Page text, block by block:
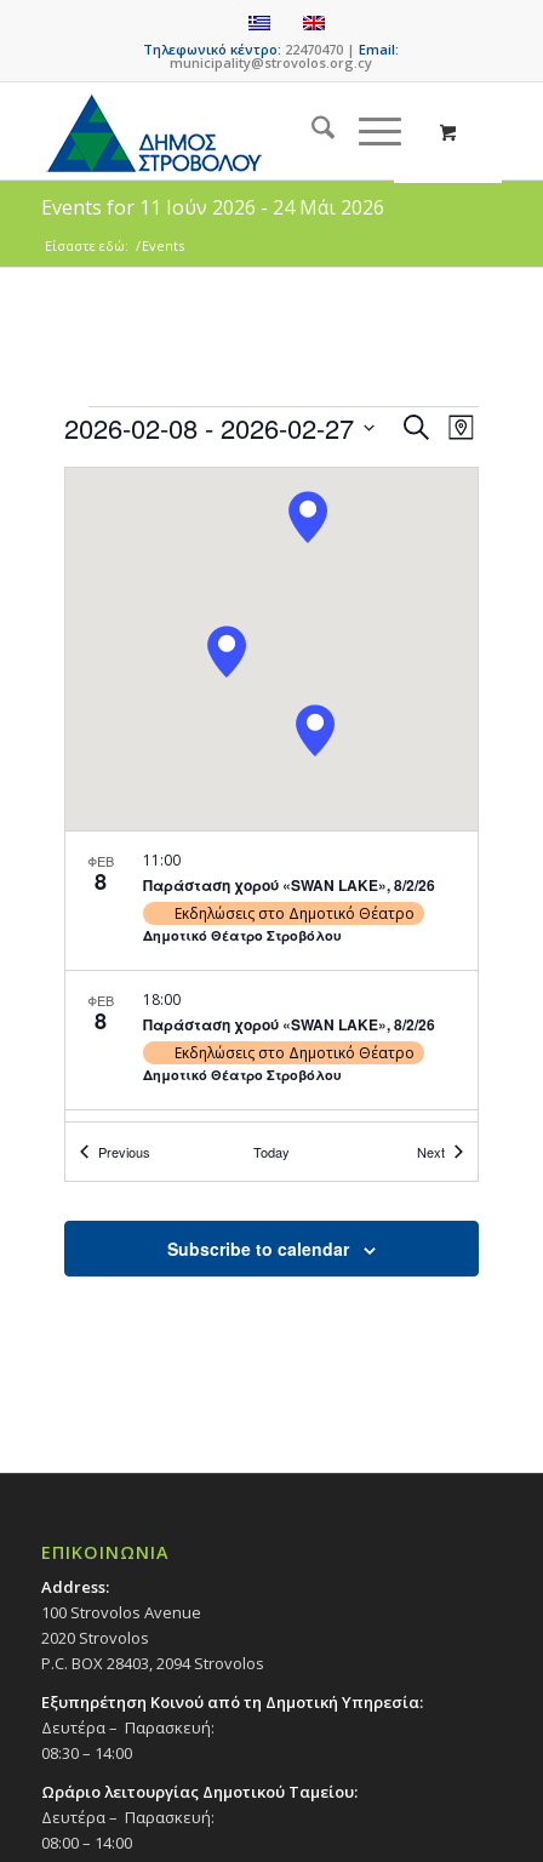
Τηλεφωνικό κέντρο: 22470470 |Email:
municipality@strovolos.org.cy
Events for 11 Ιούν 2026 - 24 Μάι 2026
Είσαστε εδώ: /Events
Events
Search
SearchEvent
Views
Map
2026-02-08 - 2026-02-27
ΦΕΒ
8 Παράσταση χορού «SWAN LAKE», 8/2/26
11:00
Εκδηλώσεις στο Δημοτικό Θέατρο
Δημοτικό Θέατρο Στροβόλου
ΦΕΒ
8 Παράσταση χορού «SWAN LAKE», 8/2/26
18:00
Εκδηλώσεις στο Δημοτικό Θέατρο
Δημοτικό Θέατρο Στροβόλου
13
Το Furry Book Club τον Φεβρουάριο για
παιδιά στη Δημ. Βιβλιοθήκη Στροβόλου!
Εκκλησιαστικό Μουσείο Εθνομάρτυρα
Κυπριανού στον Στρόβολο
ΦΕΒ
Powered by EIMF»
18:30
Πολιτιστικό Κέντρο Στροβόλου
ΦΕΒ
20
Το Furry Book Club τον Φεβρουάριο για
παιδιά στη Δημ. Βιβλιοθήκη Στροβόλου!
20/2/26, 17:30-18:30
17:30 - 18:30
Εκκλησιαστικό Μουσείο Εθνομάρτυρα
Κυπριανού στον Στρόβολο
Previous Today NextEvents
Subscribe to calendar
ΕΠΙΚΟΙΝΩΝΙΑ
Address:
100 Strovolos Avenue
2020 Strovolos
P.C. BOX 28403, 2094 Strovolos
Εξυπηρέτηση Κοινού από τη Δημοτική Υπηρεσία:
Δευτέρα – Παρασκευή:
08:30 – 14:00
Ωράριο λειτουργίας Δημοτικού Ταμείου:
Δευτέρα – Παρασκευή:
08:00 – 14:00